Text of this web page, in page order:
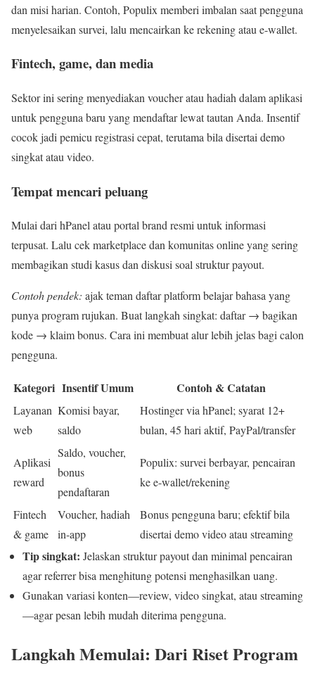
dan misi harian. Contoh, Populix memberi imbalan saat pengguna
menyelesaikan survei, lalu mencairkan ke rekening atau e-wallet.
Fintech, game, dan media
Sektor ini sering menyediakan voucher atau hadiah dalam aplikasi
untuk pengguna baru yang mendaftar lewat tautan Anda. Insentif
cocok jadi pemicu registrasi cepat, terutama bila disertai demo
singkat atau video.
Tempat mencari peluang
Mulai dari hPanel atau portal brand resmi untuk informasi
terpusat. Lalu cek marketplace dan komunitas online yang sering
membagikan studi kasus dan diskusi soal struktur payout.
Contoh pendek: ajak teman daftar platform belajar bahasa yang
punya program rujukan. Buat langkah singkat: daftar → bagikan
kode → klaim bonus. Cara ini membuat alur lebih jelas bagi calon
pengguna.
Kategori Insentif Umum Contoh & Catatan
Layanan
web
Komisi bayar,
saldo
Hostinger via hPanel; syarat 12+
bulan, 45 hari aktif, PayPal/transfer
Aplikasi
reward
Saldo, voucher,
bonus
pendaftaran
Populix: survei berbayar, pencairan
ke e-wallet/rekening
Fintech
& game
Voucher, hadiah
in-app
Bonus pengguna baru; efektif bila
disertai demo video atau streaming
Tip singkat: Jelaskan struktur payout dan minimal pencairan
agar referrer bisa menghitung potensi menghasilkan uang.
Gunakan variasi konten—review, video singkat, atau streaming
—agar pesan lebih mudah diterima pengguna.
Langkah Memulai: Dari Riset Program